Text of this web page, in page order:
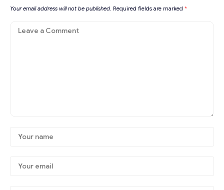
Your email address will not be published. Required fields are marked *